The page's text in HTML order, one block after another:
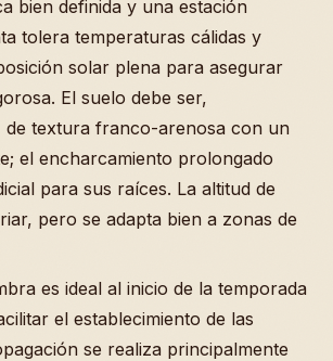
bien definida y una estación
tolera temperaturas cálidas y
solar plena para asegurar
El suelo debe ser,
de textura franco-arenosa con un
el encharcamiento prolongado
para sus raíces. La altitud de
pero se adapta bien a zonas de
es ideal al inicio de la temporada
el establecimiento de las
se realiza principalmente